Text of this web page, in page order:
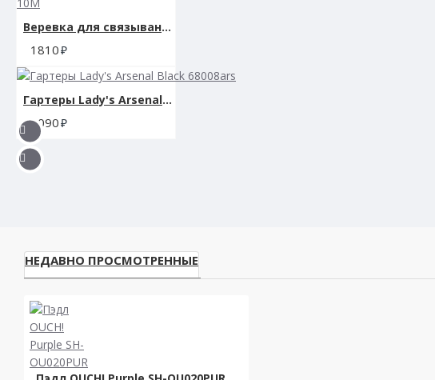
Веревка для связывания SCANDAL BDSM ROPE 10M
1810
Гартеры Lady's Arsenal Black 68008ars
3090
НЕДАВНО ПРОСМОТРЕННЫЕ